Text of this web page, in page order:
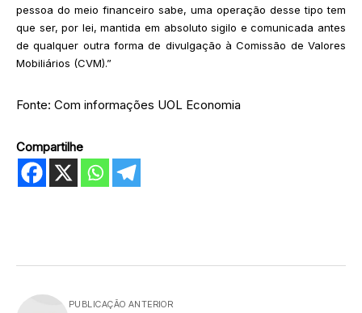
pessoa do meio financeiro sabe, uma operação desse tipo tem
que ser, por lei, mantida em absoluto sigilo e comunicada antes
de qualquer outra forma de divulgação à Comissão de Valores
Mobiliários (CVM).”
Fonte: Com informações UOL Economia
Compartilhe
PUBLICAÇÃO ANTERIOR